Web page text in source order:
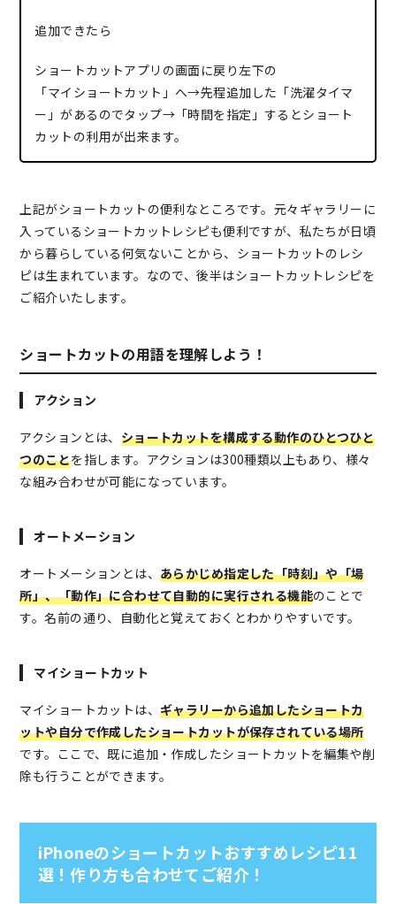
追加できたら
ショートカットアプリの画面に戻り左下の
「マイショートカット」へ→先程追加した「洗濯タイマ
ー」があるのでタップ→「時間を指定」するとショート
カットの利用が出来ます。
上記がショートカットの便利なところです。元々ギャラリーに
入っているショートカットレシピも便利ですが、私たちが日頃
から暮らしている何気ないことから、ショートカットのレシ
ピは生まれています。なので、後半はショートカットレシピを
ご紹介いたします。
ショートカットの用語を理解しよう！
アクション
アクションとは、 ショートカットを構成する動作のひとつひと
つのことを指します。アクションは300種類以上もあり、様々
な組み合わせが可能になっています。
オートメーション
オートメーションとは、あらかじめ指定した「時刻」や「場
所」、「動作」に合わせて自動的に実行される機能のことで
す。名前の通り、自動化と覚えておくとわかりやすいです。
マイショートカット
マイショートカットは、ギャラリーから追加したショートカ
ットや自分で作成したショートカットが保存されている場所
です。ここで、既に追加・作成したショートカットを編集や削
除も行うことができます。
iPhoneのショートカットおすすめレシピ11
選！作り方も合わせてご紹介！